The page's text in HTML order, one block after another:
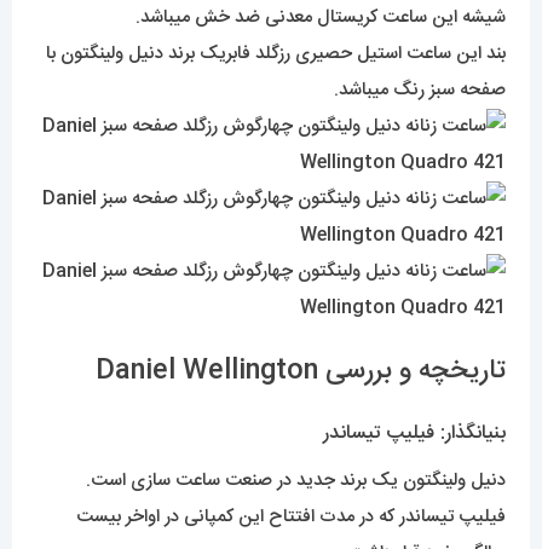
شیشه این ساعت کریستال معدنی ضد خش میباشد.
بند این ساعت استیل حصیری رزگلد فابریک برند دنیل ولینگتون با
صفحه سبز رنگ میباشد.
تاریخچه و بررسی Daniel Wellington
بنیانگذار: فیلیپ تیساندر
دنیل ولینگتون یک برند جدید در صنعت ساعت سازی است.
فیلیپ تیساندر که در مدت افتتاح این کمپانی در اواخر بیست